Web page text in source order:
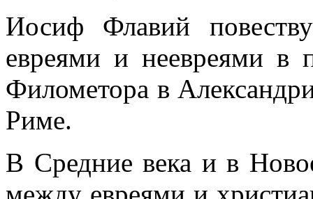
Иосиф Флавий
евреями и неевреями в
Филометора в
Риме.
В Средние века и в